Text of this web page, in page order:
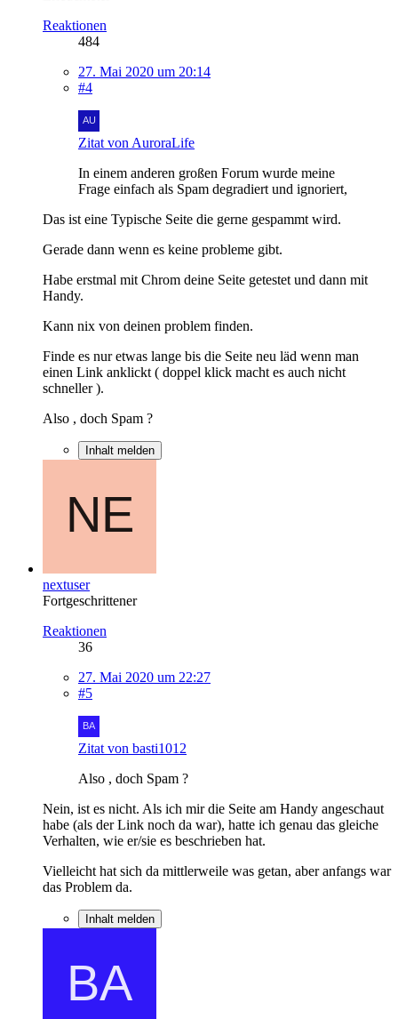
Reaktionen
484
27. Mai 2020 um 20:14
#4
Zitat von AuroraLife
In einem anderen großen Forum wurde meine
Frage einfach als Spam degradiert und ignoriert,
Das ist eine Typische Seite die gerne gespammt wird.
Gerade dann wenn es keine probleme gibt.
Habe erstmal mit Chrom deine Seite getestet und dann mit
Handy.
Kann nix von deinen problem finden.
Finde es nur etwas lange bis die Seite neu läd wenn man
einen Link anklickt ( doppel klick macht es auch nicht
schneller ).
Also , doch Spam ?
Inhalt melden
nextuser
Fortgeschrittener
Reaktionen
36
27. Mai 2020 um 22:27
#5
Zitat von basti1012
Also , doch Spam ?
Nein, ist es nicht. Als ich mir die Seite am Handy angeschaut
habe (als der Link noch da war), hatte ich genau das gleiche
Verhalten, wie er/sie es beschrieben hat.
Vielleicht hat sich da mittlerweile was getan, aber anfangs war
das Problem da.
Inhalt melden